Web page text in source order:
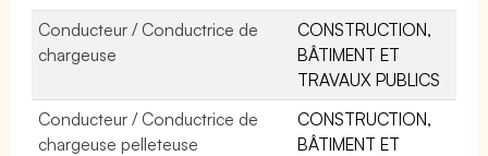
Conducteur / Conductrice de
chargeuse
CONSTRUCTION,
BÂTIMENT ET
TRAVAUX PUBLICS
Conducteur / Conductrice de
chargeuse pelleteuse
CONSTRUCTION,
BÂTIMENT ET